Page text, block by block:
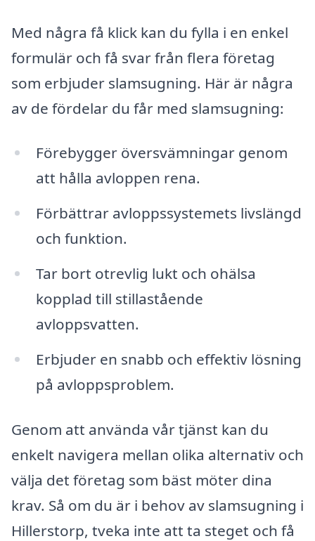
Med några få klick kan du fylla i en enkel
formulär och få svar från flera företag
som erbjuder slamsugning. Här är några
av de fördelar du får med slamsugning:
Förebygger översvämningar genom
att hålla avloppen rena.
Förbättrar avloppssystemets livslängd
och funktion.
Tar bort otrevlig lukt och ohälsa
kopplad till stillastående
avloppsvatten.
Erbjuder en snabb och effektiv lösning
på avloppsproblem.
Genom att använda vår tjänst kan du
enkelt navigera mellan olika alternativ och
välja det företag som bäst möter dina
krav. Så om du är i behov av slamsugning i
Hillerstorp, tveka inte att ta steget och få